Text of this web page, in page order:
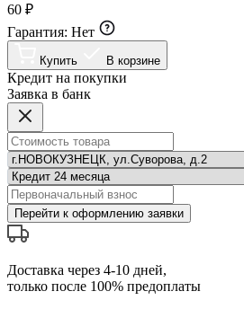
60 ₽
Гарантия: Нет
Купить В корзине
Кредит на покупки
Заявка в банк
Перейти к оформлению заявки
Доставка через 4-10 дней,
только после 100% предоплаты